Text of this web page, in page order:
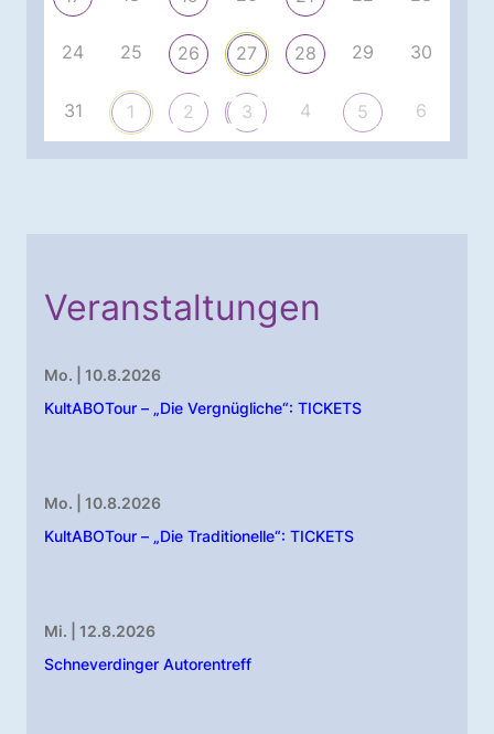
24 25 26 27 28 29 30
31 1 2 3 4 5 6
Veranstaltungen
Mo. | 10.8.2026
KultABOTour – „Die Vergnügliche“: TICKETS
Mo. | 10.8.2026
KultABOTour – „Die Traditionelle“: TICKETS
Mi. | 12.8.2026
Schneverdinger Autorentreff